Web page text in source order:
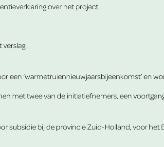
over het project.
verslag.
een ‘warmetruiennieuwjaarsbijeenkomst’ en
met twee van de initiatiefnemers, een
subsidie bij de provincie Zuid-Holland, voor het